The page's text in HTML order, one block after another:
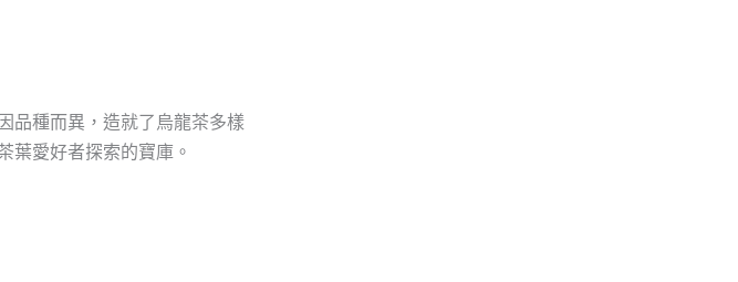
品種而異，造就了烏龍茶多樣
葉愛好者探索的寶庫。